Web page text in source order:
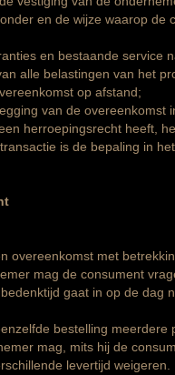
en de wijze waarop de
en bestaande service
alle belastingen van het
op afstand;
van de
herroepingsrecht heeft,
is de bepaling in
overeenkomst met
mag de consument
gaat in op de dag
bestelling
mag, mits hij de
levertijd weigeren.